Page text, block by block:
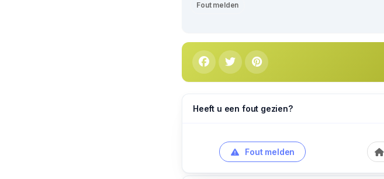
Fout melden
Heeft u een fout gezien?
Fout melden